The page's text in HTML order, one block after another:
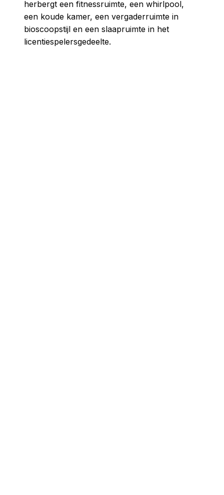
herbergt een fitnessruimte, een whirlpool,
een koude kamer, een vergaderruimte in
bioscoopstijl en een slaapruimte in het
licentiespelersgedeelte.